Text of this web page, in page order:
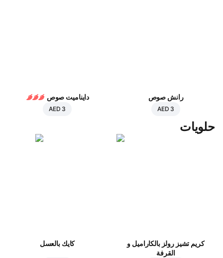
رانش صوص
AED 3
دايناميت صوص
AED 3
حلويات
كريم تشيز رولز بالكاراميل و
القرفة
كايك بالعسل